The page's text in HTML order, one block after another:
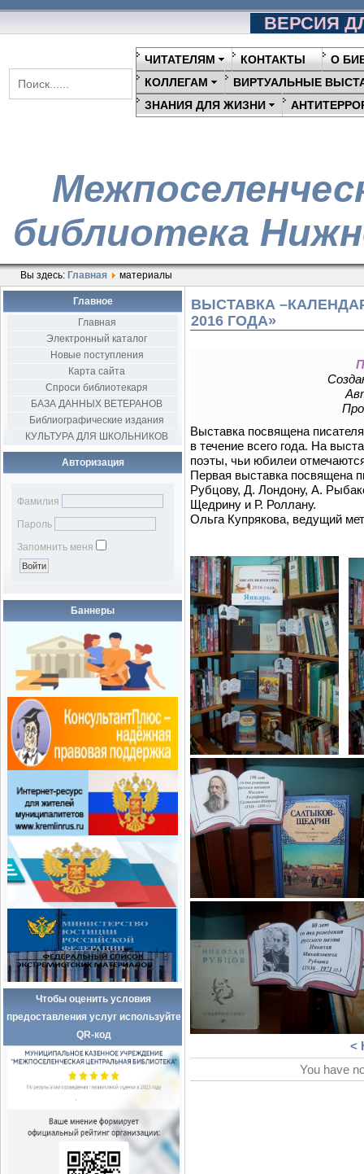
ВЕРСИЯ
ЧИТАТЕЛЯМ КОНТАКТЫ
О
КОЛЛЕГАМ
ВИРТУАЛЬНЫЕ
ЗНАНИЯ ДЛЯ ЖИЗНИ
библиотека
Вы здесь: Главная материалы
Главное
Главная
Электронный каталог
Новые поступления
Карта сайта
Спроси библиотекаря
БАЗА ДАННЫХ ВЕТЕРАНОВ
Библиографические издания
КУЛЬТУРА ДЛЯ ШКОЛЬНИКОВ
Авторизация
Фамилия
Пароль
Запомнить меня
Баннеры
Чтобы оценить условия
предоставления услуг используйте
QR-код
ВЫСТАВКА
2016 ГОДА»
Выставка посвящена
в течение всего года. На
поэты, чьи юбилеи
Первая выставка посвящена
Рубцову, Д. Лондону, А.
Щедрину и Р. Роллану.
Ольга Купрякова, ведущий
<
You have